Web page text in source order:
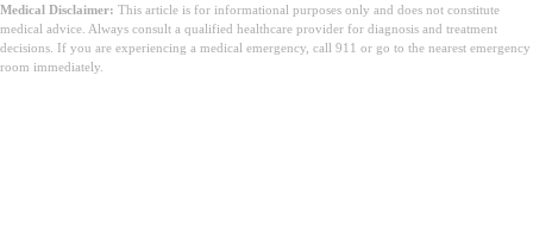
Medical Disclaimer: This article is for informational purposes only and does not constitute
medical advice. Always consult a qualified healthcare provider for diagnosis and treatment
decisions. If you are experiencing a medical emergency, call 911 or go to the nearest emergency
room immediately.